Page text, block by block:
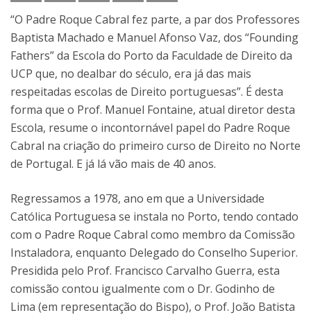
“O Padre Roque Cabral fez parte, a par dos Professores
Baptista Machado e Manuel Afonso Vaz, dos “Founding
Fathers” da Escola do Porto da Faculdade de Direito da
UCP que, no dealbar do século, era já das mais
respeitadas escolas de Direito portuguesas”. É desta
forma que o Prof. Manuel Fontaine, atual diretor desta
Escola, resume o incontornável papel do Padre Roque
Cabral na criação do primeiro curso de Direito no Norte
de Portugal. E já lá vão mais de 40 anos.
Regressamos a 1978, ano em que a Universidade
Católica Portuguesa se instala no Porto, tendo contado
com o Padre Roque Cabral como membro da Comissão
Instaladora, enquanto Delegado do Conselho Superior.
Presidida pelo Prof. Francisco Carvalho Guerra, esta
comissão contou igualmente com o Dr. Godinho de
Lima (em representação do Bispo), o Prof. João Batista